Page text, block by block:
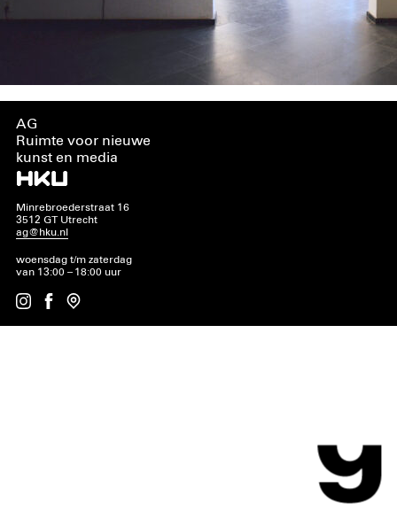
AG
Ruimte voor nieuwe
kunst en media
Minrebroederstraat 16
3512 GT Utrecht
ag@hku.nl
woensdag t/m zaterdag
van 13:00 – 18:00 uur